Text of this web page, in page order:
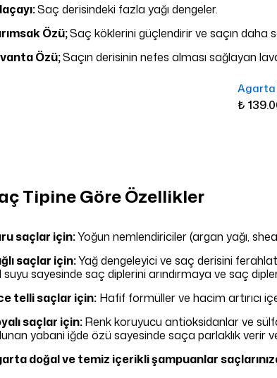
Saç derisindeki fazla yağı dengeler.
Özü;Saç köklerini güçlendirir ve saçın daha
Özü;Saçın derisinin nefes alması sağlayan
Agarta
₺
Tipine Göre Özellikler
saçlar için:Yoğun nemlendiriciler (argan yağı,
saçlar için:Yağ dengeleyici ve saç derisini
suyu sayesinde saç diplerini arındırmaya ve saç
telli saçlar için: Hafif formüller ve hacim artırıcı
saçlar için:Renk koruyucu antioksidanlar ve
yabani iğde özü sayesinde saça parlaklık verir ve
doğal ve temiz içerikli şampuanlar